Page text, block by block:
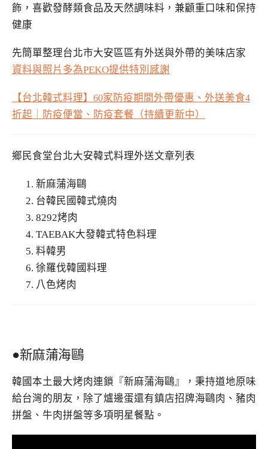
飾，喜歡發酵類食品及天然調味料，兼顧重口味和保持
健康
先簡單整理台北市大安區區有外送與外帶的美味店家
資料與照片多為PEKO提供特別感謝
【台北韓式料理】 60家防疫期間外帶優惠、外送美食4
折起｜防疫便當、防疫套餐（持續更新中）
鄉民食堂台北大安韓式料理外送文章列表
新麻蒲海鷗
台韓民國韓式燒肉
8292烤肉
TAEBAK大發韓式特色料理
料韓男
徐羅伐韓國料理
八色烤肉
●新麻蒲海鷗
韓國本土最大烤肉連鎖『新麻蒲海鷗』，秉持道地原味
給台灣的朋友，除了爐邊蛋還有鎮店招牌海鷗肉、豬肉
拼盤、牛肉拼盤等多項明星餐點。